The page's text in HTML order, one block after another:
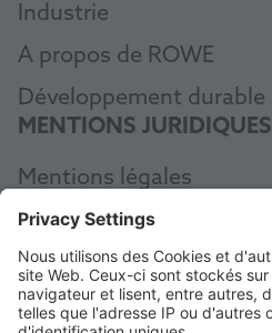
Industrie
A propos de ROWE
Développement durable
MENTIONS JURIDIQUES
Mentions légales
Protection des données
CGV
AEB